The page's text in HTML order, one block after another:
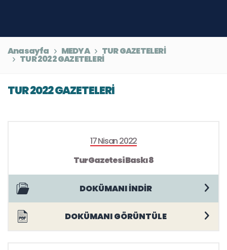
Anasayfa MEDYA TUR GAZETELERİ
TUR 2022 GAZETELERİ
TUR 2022 GAZETELERİ
17 Nisan 2022
Tur Gazetesi Baskı 8
DOKÜMANI İNDİR
DOKÜMANI GÖRÜNTÜLE